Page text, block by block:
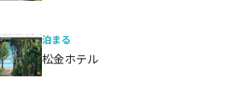
泊まる
松金ホテル